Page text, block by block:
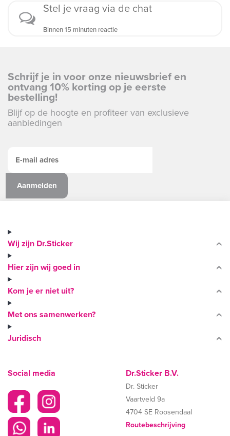
Stel je vraag via de chat
Binnen 15 minuten reactie
Schrijf je in voor onze nieuwsbrief en
ontvang 10% korting op je eerste
bestelling!
Blijf op de hoogte en profiteer van exclusieve
aanbiedingen
Wij zijn Dr.Sticker
Hier zijn wij goed in
Kom je er niet uit?
Met ons samenwerken?
Juridisch
Dr.Sticker B.V.
Dr. Sticker
Vaartveld 9a
4704 SE Roosendaal
Routebeschrijving
Social media